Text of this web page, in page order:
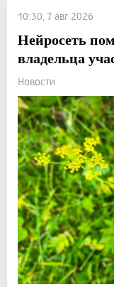
10:30, 7 авг 2026
Нейросеть
владельца
Новости